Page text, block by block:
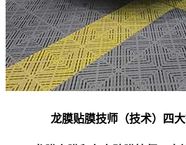
龙膜贴膜技师（技术）四大